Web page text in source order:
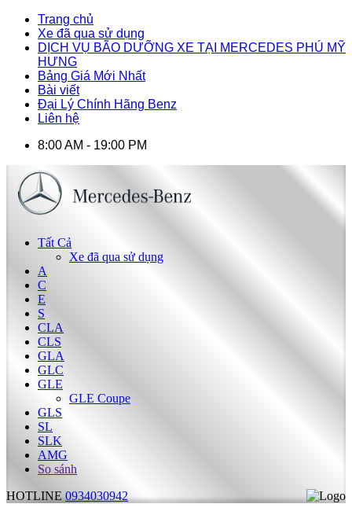
Trang chủ
Xe đã qua sử dụng
DỊCH VỤ BÃO DƯỠNG XE TẠI MERCEDES PHÚ MỸ
HƯNG
Bảng Giá Mới Nhất
Bài viết
Đại Lý Chính Hãng Benz
Liên hệ
8:00 AM - 19:00 PM
Tất Cả
Xe đã qua sử dụng
A
C
E
S
CLA
CLS
GLA
GLC
GLE
GLE Coupe
GLS
SL
SLK
AMG
So sánh
HOTLINE 0934030942